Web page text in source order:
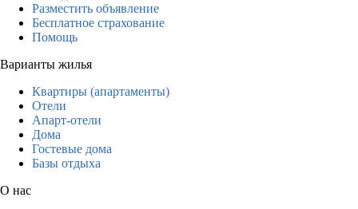
Разместить объявление
Бесплатное страхование
Помощь
Варианты жилья
Квартиры (апартаменты)
Отели
Апарт-отели
Дома
Гостевые дома
Базы отдыха
О нас